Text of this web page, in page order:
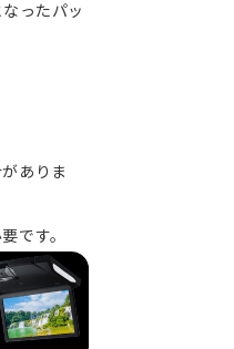
ったパッ
ありま
す。